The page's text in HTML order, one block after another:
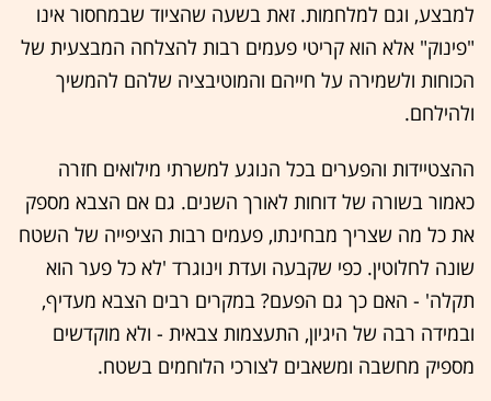
למבצע, וגם למלחמות. זאת בשעה שהציוד שבמחסור אינו
"פינוק" אלא הוא קריטי פעמים רבות להצלחה המבצעית של
הכוחות ולשמירה על חייהם והמוטיבציה שלהם להמשיך
ולהילחם.
ההצטיידות והפערים בכל הנוגע למשרתי מילואים חזרה
כאמור בשורה של דוחות לאורך השנים. גם אם הצבא מספק
את כל מה שצריך מבחינתו, פעמים רבות הציפייה של השטח
שונה לחלוטין. כפי שקבעה ועדת וינוגרד 'לא כל פער הוא
תקלה' - האם כך גם הפעם? במקרים רבים הצבא מעדיף,
ובמידה רבה של היגיון, התעצמות צבאית - ולא מוקדשים
מספיק מחשבה ומשאבים לצורכי הלוחמים בשטח.